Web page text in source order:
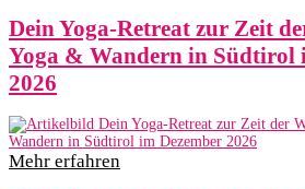
Dein Yoga-Retreat zur Zeit
Yoga & Wandern in Südtirol
2026
Mehr erfahren